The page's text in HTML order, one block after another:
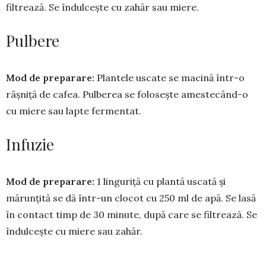
filtrează. Se îndulcește cu zahăr sau miere.
Pulbere
Mod de preparare: Plantele uscate se ma­cină într-o
râș­niță de cafea. Pulberea se folo­sește ameste­când-o
cu miere sau lapte fermentat.
Infuzie
Mod de preparare: 1 linguriță cu plantă us­cată și
mărunțită se dă într-un clocot cu 250 ml de apă. Se lasă
în contact timp de 30 minute, după care se filtrează. Se
îndulcește cu miere sau zahăr.